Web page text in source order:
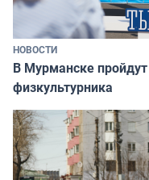
НОВОСТИ
В Мурманске
физкультурника